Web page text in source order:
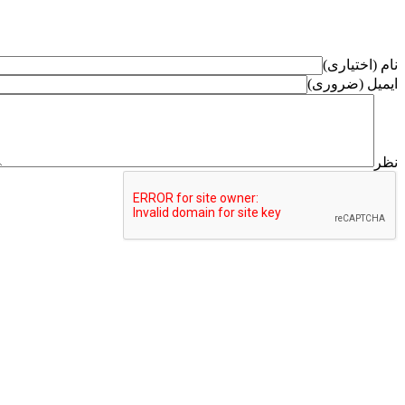
نام (اختیاری)
ایمیل (ضروری)
نظر